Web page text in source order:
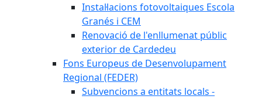
Instal·lacions fotovoltaiques Escola
Granés i CEM
Renovació de l'enllumenat públic
exterior de Cardedeu
Fons Europeus de Desenvolupament
Regional (FEDER)
Subvencions a entitats locals -